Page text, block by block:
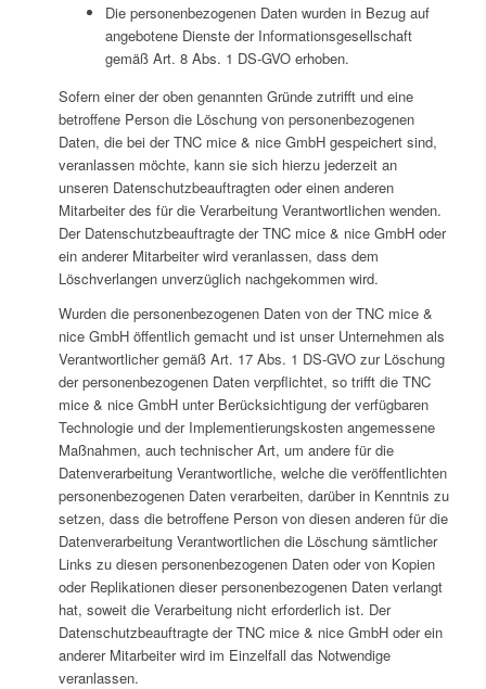
Die personenbezogenen Daten wurden in Bezug auf
angebotene Dienste der Informationsgesellschaft
gemäß Art. 8 Abs. 1 DS-GVO erhoben.
Sofern einer der oben genannten Gründe zutrifft und eine
betroffene Person die Löschung von personenbezogenen
Daten, die bei der TNC mice & nice GmbH gespeichert sind,
veranlassen möchte, kann sie sich hierzu jederzeit an
unseren Datenschutzbeauftragten oder einen anderen
Mitarbeiter des für die Verarbeitung Verantwortlichen wenden.
Der Datenschutzbeauftragte der TNC mice & nice GmbH oder
ein anderer Mitarbeiter wird veranlassen, dass dem
Löschverlangen unverzüglich nachgekommen wird.
Wurden die personenbezogenen Daten von der TNC mice &
nice GmbH öffentlich gemacht und ist unser Unternehmen als
Verantwortlicher gemäß Art. 17 Abs. 1 DS-GVO zur Löschung
der personenbezogenen Daten verpflichtet, so trifft die TNC
mice & nice GmbH unter Berücksichtigung der verfügbaren
Technologie und der Implementierungskosten angemessene
Maßnahmen, auch technischer Art, um andere für die
Datenverarbeitung Verantwortliche, welche die veröffentlichten
personenbezogenen Daten verarbeiten, darüber in Kenntnis zu
setzen, dass die betroffene Person von diesen anderen für die
Datenverarbeitung Verantwortlichen die Löschung sämtlicher
Links zu diesen personenbezogenen Daten oder von Kopien
oder Replikationen dieser personenbezogenen Daten verlangt
hat, soweit die Verarbeitung nicht erforderlich ist. Der
Datenschutzbeauftragte der TNC mice & nice GmbH oder ein
anderer Mitarbeiter wird im Einzelfall das Notwendige
veranlassen.